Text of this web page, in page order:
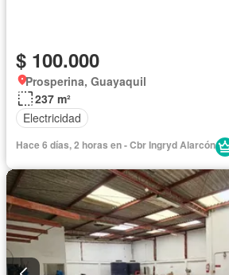
$ 100.000
Prosperina, Guayaquil
237 m²
Electricidad
Hace 6 días, 2 horas en - Cbr Ingryd Alarcón